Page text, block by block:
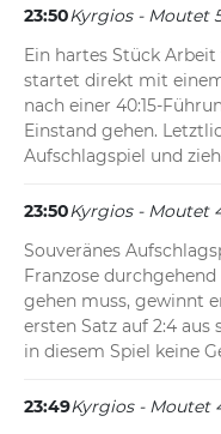
23:50Kyrgios - Moutet
Ein hartes Stück
startet direkt mit
nach einer 40:15-
Einstand gehen.
Aufschlagspiel und
23:50Kyrgios - Moutet
Souveränes
Franzose
gehen muss, gewinnt
ersten Satz auf 2:4
in diesem Spiel keine
23:49Kyrgios - Moutet